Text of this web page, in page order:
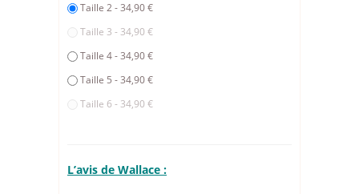
Taille 2 - 34,90 €
Taille 3 - 34,90 €
Taille 4 - 34,90 €
Taille 5 - 34,90 €
Taille 6 - 34,90 €
L’avis de Wallace :